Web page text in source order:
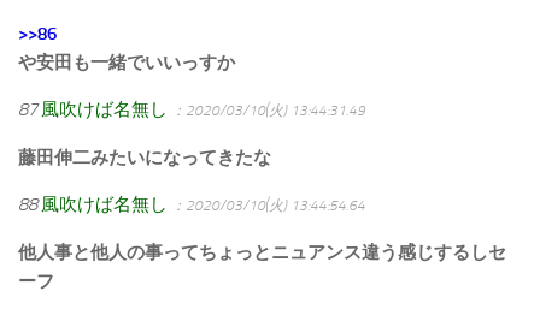
>>86
や安田も一緒でいいっすか
87 風吹けば名無し ：2020/03/10(火) 13:44:31.49
藤田伸二みたいになってきたな
88 風吹けば名無し ：2020/03/10(火) 13:44:54.64
他人事と他人の事ってちょっとニュアンス違う感じするしセ
ーフ